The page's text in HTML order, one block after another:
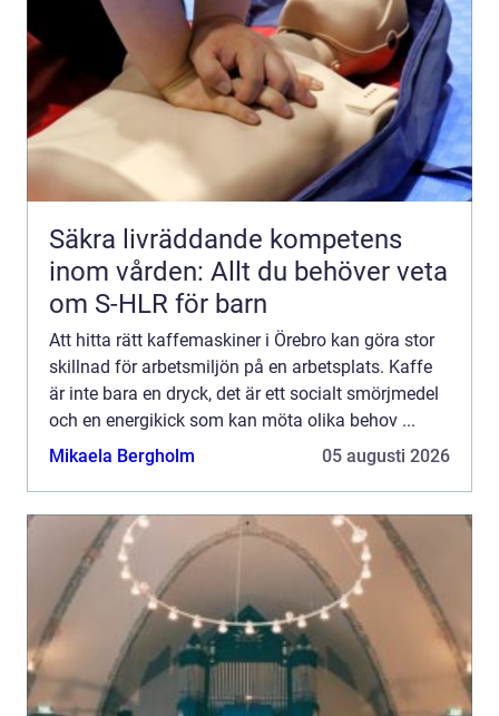
Säkra livräddande kompetens
inom vården: Allt du behöver veta
om S-HLR för barn
Att hitta rätt kaffemaskiner i Örebro kan göra stor
skillnad för arbetsmiljön på en arbetsplats. Kaffe
är inte bara en dryck, det är ett socialt smörjmedel
och en energikick som kan möta olika behov ...
Mikaela Bergholm
05 augusti 2026